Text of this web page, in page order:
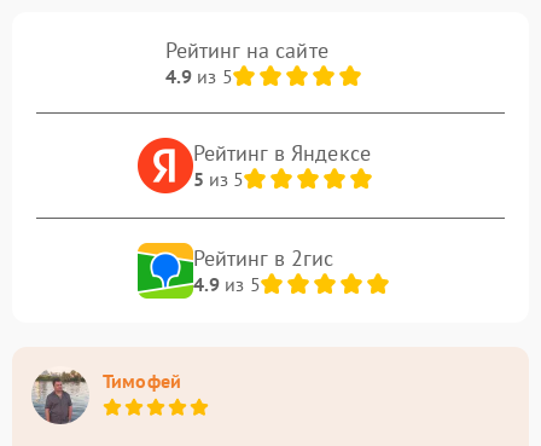
Рейтинг на сайте
4.9из 5
Рейтинг в Яндексе
5 из 5
Рейтинг в 2гис
4.9из 5
Тимофей